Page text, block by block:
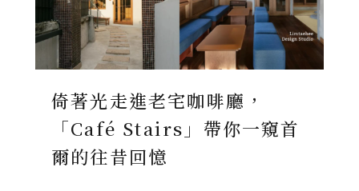
倚著光走進老宅咖啡廳，
「Café Stairs」帶你一窺首
爾的往昔回憶